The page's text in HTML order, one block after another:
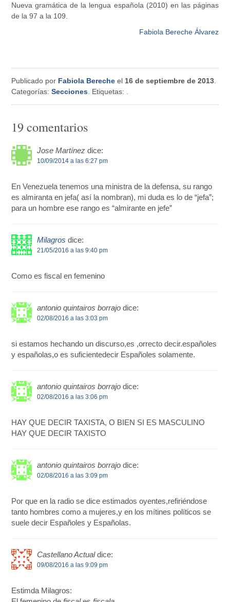
Nueva gramática de la lengua española (2010) en las páginas
de la 97 a la 109.
Fabiola Bereche Álvarez
Publicado por Fabiola Bereche el 16 de septiembre de 2013
Categorías:Secciones . Etiquetas:
19 comentarios
Jose Martínez dice:
10/09/2014 a las 6:27 pm
En Venezuela tenemos una ministra de la defensa, su rango
es almiranta en jefa( así la nombran), mi duda es lo de “jefa”;
para un hombre ese rango es “almirante en jefe”
Milagros dice:
21/05/2016 a las 9:40 pm
Como es fiscal en femenino
antonio quintairos borrajo dice:
02/08/2016 a las 3:03 pm
si estamos hechando un discurso,es ,orrecto decir.españoles
y españolas,o es suficientedecir Españoles solamente.
antonio quintairos borrajo dice:
02/08/2016 a las 3:06 pm
HAY QUE DECIR TAXISTA, O BIEN SI ES MASCULINO
HAY QUE DECIR TAXISTO
antonio quintairos borrajo dice:
02/08/2016 a las 3:09 pm
Por que en la radio se dice estimados oyentes,refiriéndose
tanto hombres como a mujeres,y en los mítines políticos se
suele decir Españoles y Españolas.
Castellano Actual dice:
09/08/2016 a las 9:09 pm
Estimda Milagros: